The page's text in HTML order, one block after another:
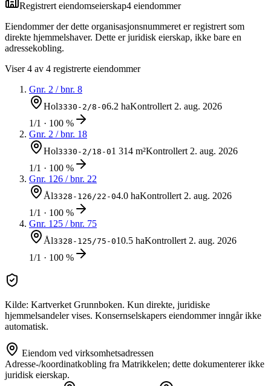
Registrert eiendomseierskap4 eiendommer
Eiendommer der dette organisasjonsnummeret er registrert som
direkte hjemmelshaver. Dette er juridisk eierskap, ikke bare en
adressekobling.
Viser4 av 4 registrerte eiendommer
Gnr. 2 / bnr. 8
Hol3330-2/8-06.2 haKontrollert2. aug. 2026
1/1 · 100 %
Gnr. 2 / bnr. 18
Hol3330-2/18-01 314 m²Kontrollert2. aug. 2026
1/1 · 100 %
Gnr. 126 / bnr. 22
Ål3328-126/22-04.0 haKontrollert2. aug. 2026
1/1 · 100 %
Gnr. 125 / bnr. 75
Ål3328-125/75-010.5 haKontrollert2. aug. 2026
1/1 · 100 %
Kilde: Kartverket Grunnboken. Kun direkte, juridiske
hjemmelsandeler vises. Konsernselskapers eiendommer inngår ikke
automatisk.
Eiendom ved virksomhetsadressen
Adresse-/koordinatkobling fra Matrikkelen; dette dokumenterer ikke
juridisk eierskap.